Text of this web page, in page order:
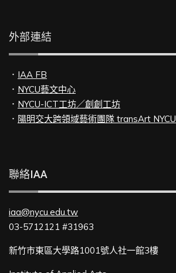
外部連結
． IAA FB
． NYCU藝文中心
． NYCU-ICT工坊／創創工坊
． 陽明交大跨領域藝術團隊 transArt NYCU
聯絡IAA
iaa@nycu.edu.tw
03-5712121 #31963
新竹市東區大學路1001號人社一館3樓